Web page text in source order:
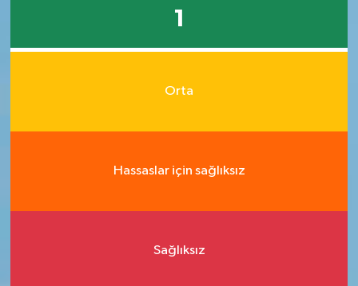
1
Orta
Hassaslar için sağlıksız
Sağlıksız